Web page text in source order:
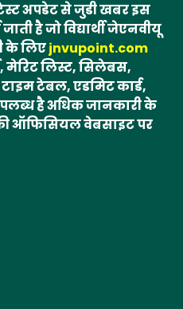
अपडेट से जुडी खबर इस
है जो विद्यार्थी जेएनवीयू
के लिएjnvupoint.com
मेरिट लिस्ट, सिलेबस,
टेबल, एडमिट कार्ड,
है अधिक जानकारी के
ऑफिसियल वेबसाइट पर